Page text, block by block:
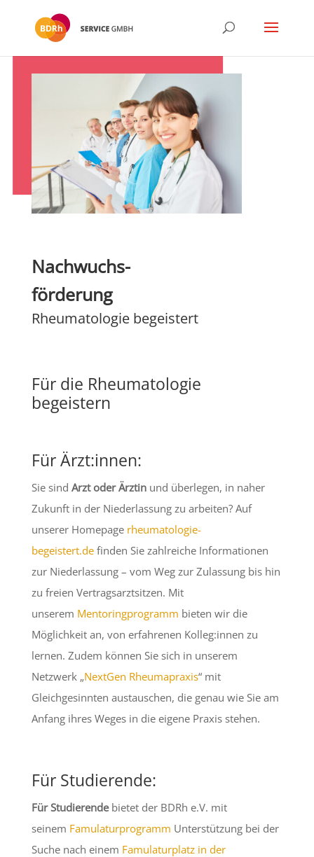
Nachwuchs-
förderung
Rheumatologie begeistert
Für die Rheumatologie
begeistern
Für Ärzt:innen:
Sie sind Arzt oder Ärztinund überlegen, in naher
Zukunft in der Niederlassung zu arbeiten? Auf
unserer Homepage rheumatologie-
begeistert.definden Sie zahlreiche Informationen
zur Niederlassung – vom Weg zur Zulassung bis hin
zu freien Vertragsarztsitzen. Mit
unserem Mentoringprogramm bieten wir die
Möglichkeit an, von erfahrenen Kolleg:innen zu
lernen. Zudem können Sie sich in unserem
Netzwerk „NextGen Rheumapraxis“ mit
Gleichgesinnten austauschen, die genau wie Sie am
Anfang ihres Weges in die eigene Praxis stehen.
Für Studierende:
Für Studierendebietet der BDRh e.V. mit
seinem Famulaturprogramm Unterstützung bei der
Suche nach einem Famulaturplatz in der